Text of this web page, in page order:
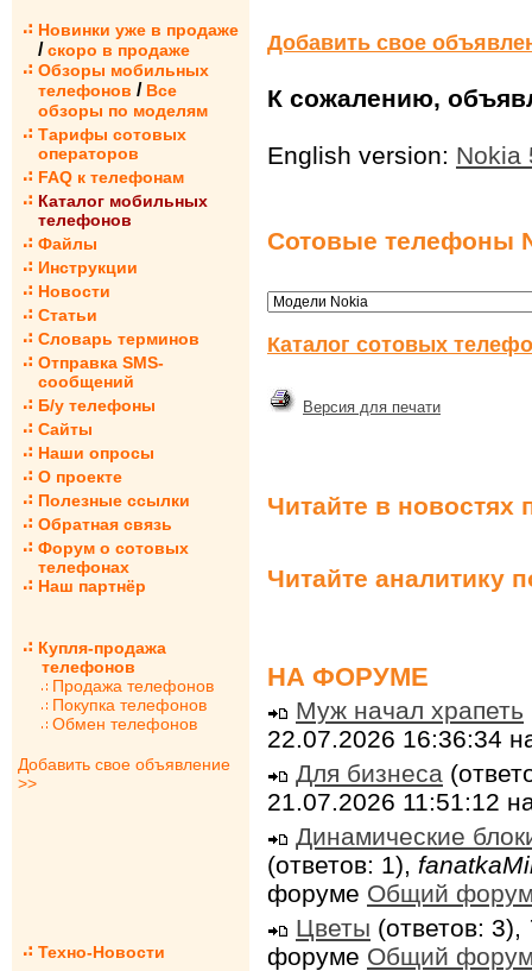
Новинки уже в продаже
/ скоро в продаже
Обзоры мобильных
телефонов / Все
обзоры по моделям
Тарифы сотовых
операторов
FAQ к телефонам
Каталог мобильных
телефонов
Файлы
Инструкции
Новости
Статьи
Словарь терминов
Отправка SMS-
сообщений
Б/у телефоны
Сайты
Наши опросы
О проекте
Полезные ссылки
Обратная связь
Форум о сотовых
телефонах
Наш партнёр
Купля-продажа
телефонов
Продажа телефонов
Покупка телефонов
Обмен телефонов
Добавить свое объявление
>>
Техно-Новости
Добавить свое
К сожалению,
English version: Nokia
Сотовые телефоны
Каталог сотовых
Версия для печати
Читайте в новостях
Читайте аналитику
НА ФОРУМЕ
Муж начал храпеть
22.07.2026 16:36:34
Для бизнеса
21.07.2026 11:51:12
Динамические
(ответов: 1),
форуме Общий
Цветы (ответов: 3),
форуме Общий